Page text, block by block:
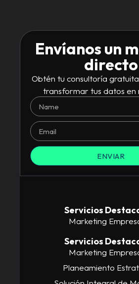
Envíanos un
directo
Obtén tu consultoría
transformar tus datos en
ENVIAR
Servicios
Marketing
Servicios
Marketing
Planeamiento